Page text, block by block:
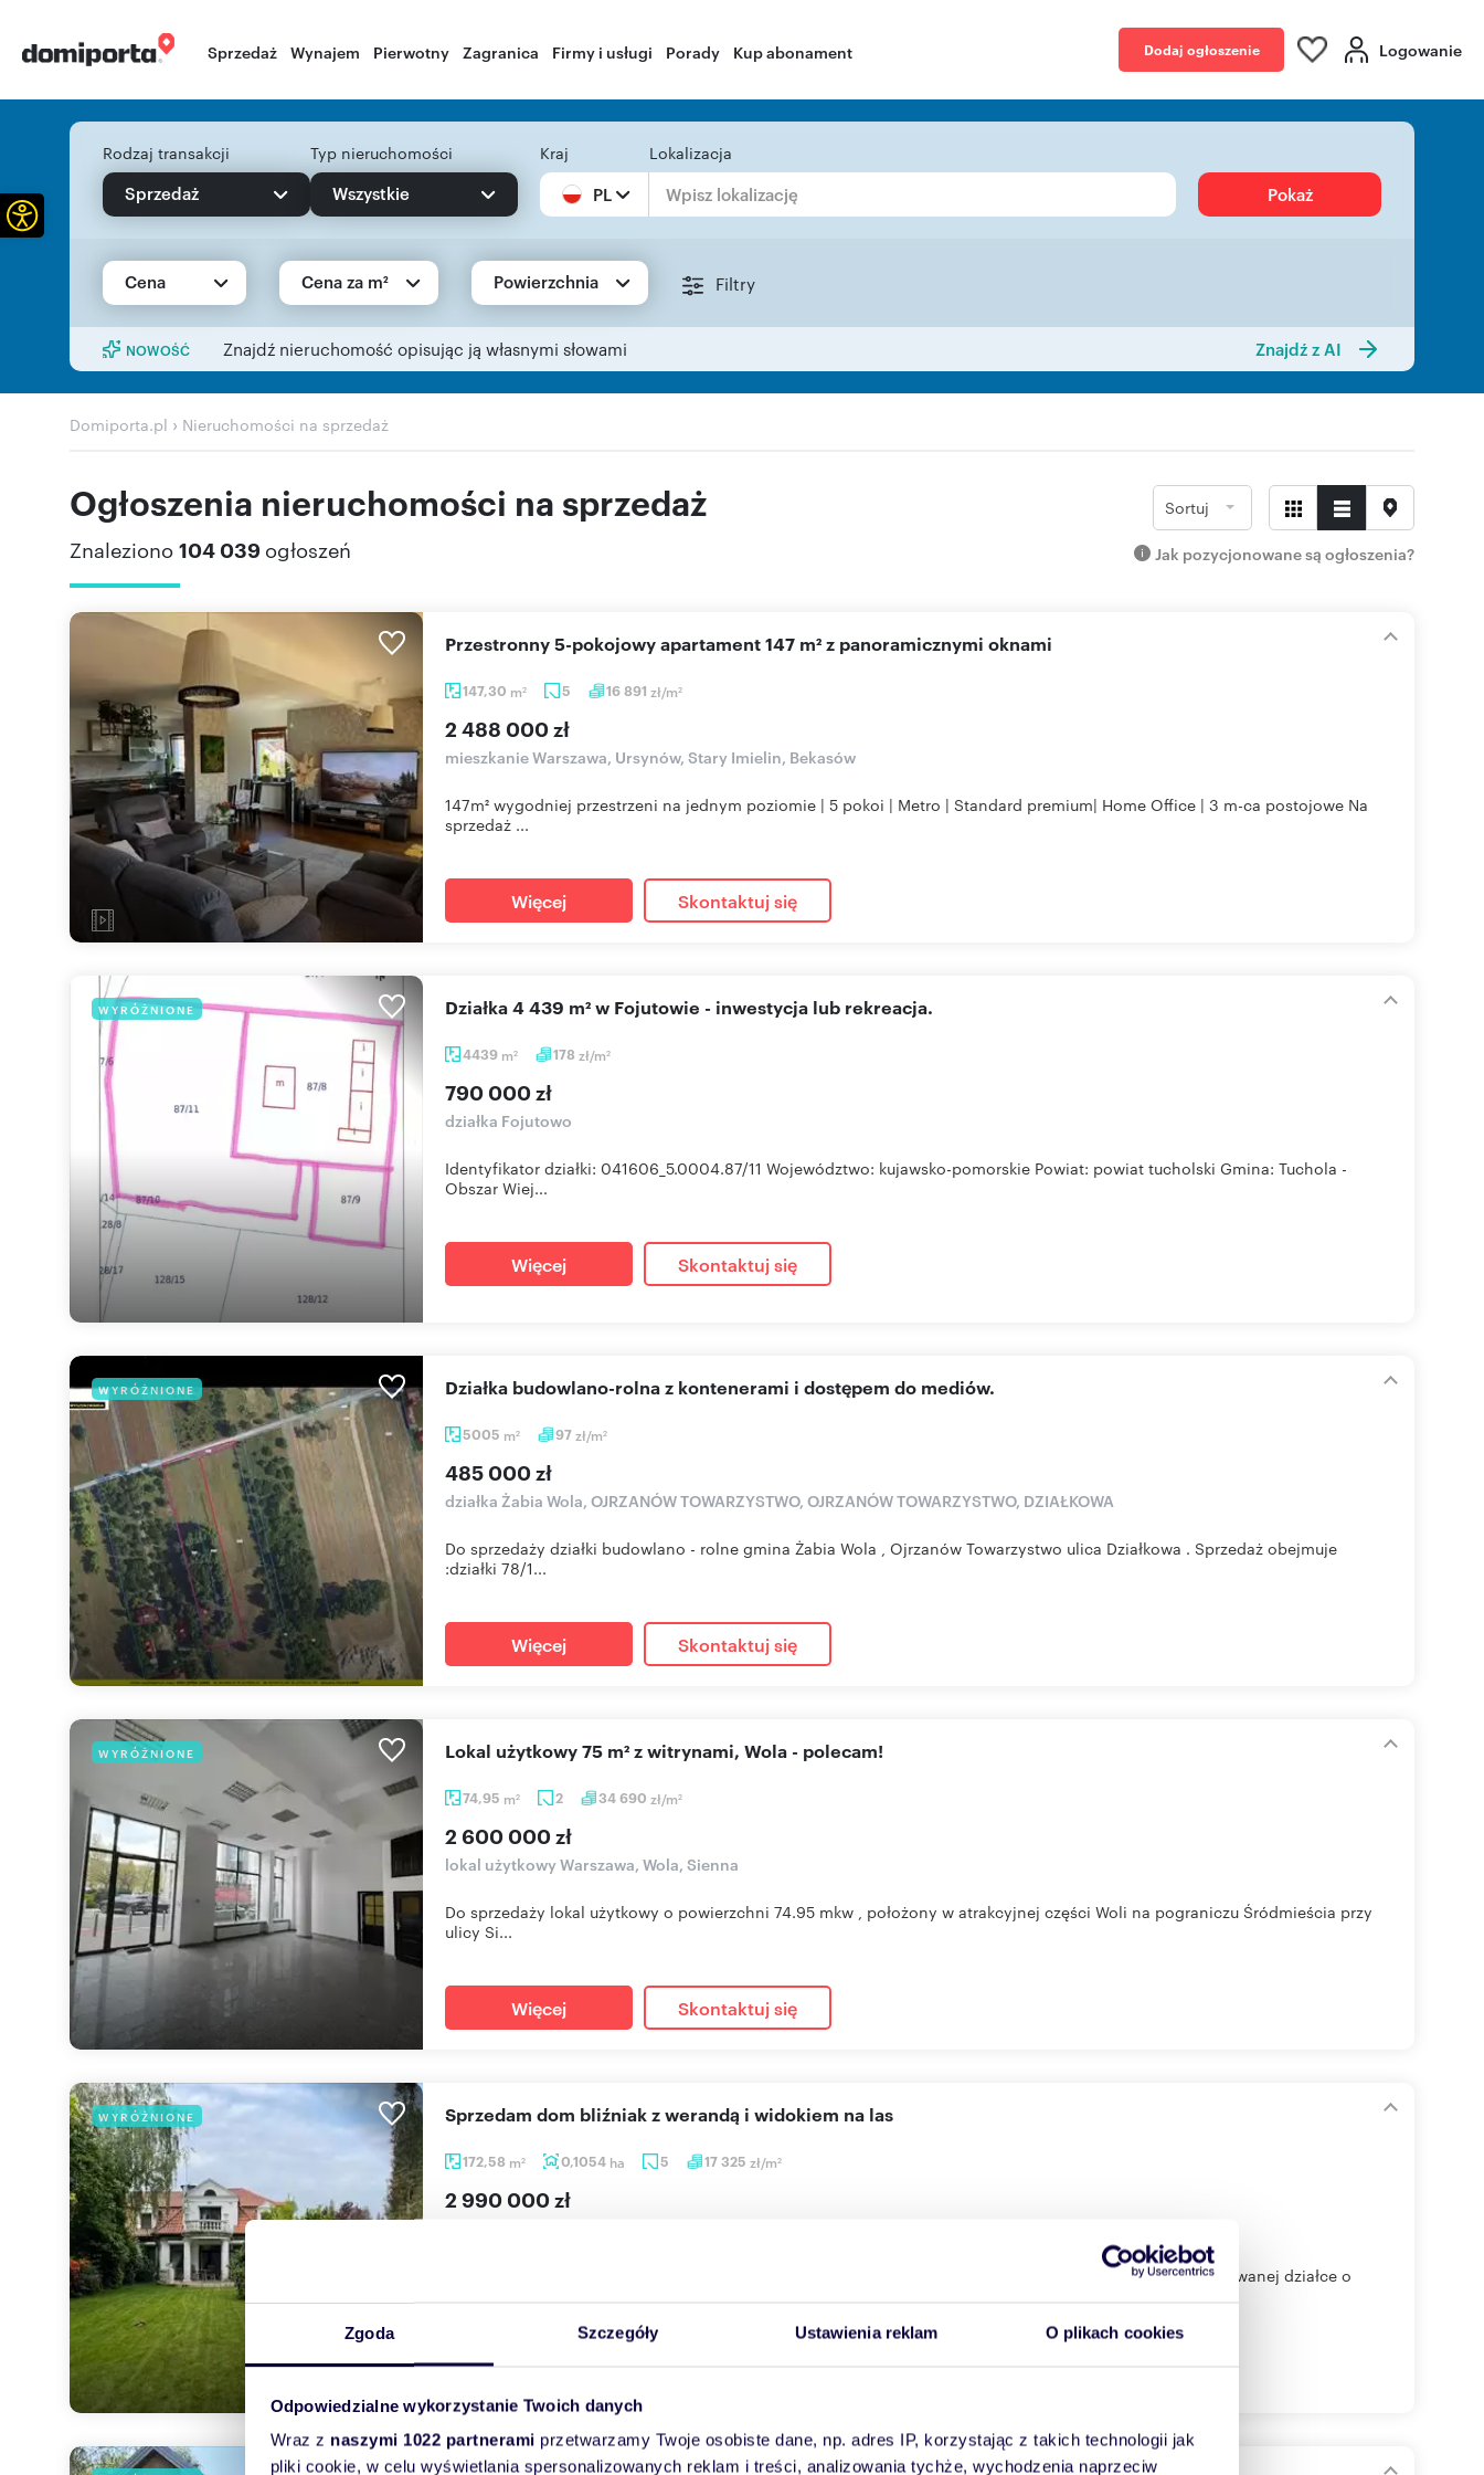
Zgoda Szczegóły Ustawienia reklam O plikach cookies
Odpowiedzialne wykorzystanie Twoich danych
Wraz z naszymi 1022 partnerami przetwarzamy Twoje osobiste dane, np. adres IP, korzystając z takich technologii jak
pliki cookie, w celu wyświetlania spersonalizowanych reklam i treści, analizowania tychże, wychodzenia naprzeciw
Sprzedaż Wynajem Pierwotny Zagranica Firmy i usługi Porady Kup abonament Dodaj ogłoszenie Logowanie
Rodzaj transakcji
Sprzedaż
Typ nieruchomości
Wszystkie
Kraj
PL
Lokalizacja
Pokaż
Cena Cena za m² Powierzchnia Filtry
NOWOŚĆ Znajdź nieruchomość opisując ją własnymi słowami Znajdź z AI
Domiporta.pl › Nieruchomości na sprzedaż
Ogłoszenia nieruchomości na sprzedaż
Znaleziono 104 039 ogłoszeń
Sortuj
Jak pozycjonowane są ogłoszenia?
147,30 m2 5 16 891 zł/m2
Przestronny 5-pokojowy apartament 147 m² z panoramicznymi oknami
2 488 000 zł
mieszkanie Warszawa, Ursynów, Stary Imielin, Bekasów
147m² wygodniej przestrzeni na jednym poziomie | 5 pokoi | Metro | Standard premium| Home Office | 3 m-ca postojowe Na
sprzedaż ...
Więcej Skontaktuj się
WYRÓŻNIONE
4439 m2 178 zł/m2
Działka 4 439 m² w Fojutowie - inwestycja lub rekreacja.
790 000 zł
działka Fojutowo
Identyfikator działki: 041606_5.0004.87/11 Województwo: kujawsko-pomorskie Powiat: powiat tucholski Gmina: Tuchola -
Obszar Wiej...
Więcej Skontaktuj się
WYRÓŻNIONE
5005 m2 97zł/m2
Działka budowlano-rolna z kontenerami i dostępem do mediów.
485 000 zł
działka Żabia Wola, OJRZANÓW TOWARZYSTWO, OJRZANÓW TOWARZYSTWO, DZIAŁKOWA
Do sprzedaży działki budowlano - rolne gmina Żabia Wola , Ojrzanów Towarzystwo ulica Działkowa . Sprzedaż obejmuje
:działki 78/1...
Więcej Skontaktuj się
WYRÓŻNIONE
74,95 m2 2 34 690 zł/m2
Lokal użytkowy 75 m² z witrynami, Wola - polecam!
2 600 000 zł
lokal użytkowy Warszawa, Wola, Sienna
Do sprzedaży lokal użytkowy o powierzchni 74.95 mkw , położony w atrakcyjnej części Woli na pograniczu Śródmieścia przy
ulicy Si...
Więcej Skontaktuj się
WYRÓŻNIONE
172,58 m2 0,1054 ha 5 17 325 zł/m2
Sprzedam dom bliźniak z werandą i widokiem na las
2 990 000 zł
Do sprzedaży budynek murowany w zabudowie bliźniaczej z 2008 roku położony na pięknie zagospodarowanej działce o
Otwórz pasek narzędzi